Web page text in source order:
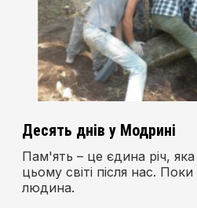
Десять днів у Модрині
Пам'ять – це єдина річ,
цьому світі після нас.
людина.